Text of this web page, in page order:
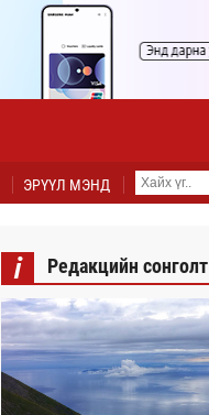
ЭРҮҮЛ МЭНД
i Редакцийн сонголт